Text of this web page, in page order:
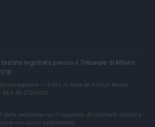
registrata presso il Tribunale di Milano
— Edito in Italia da AdHub Media
REA MI 2729933
dalla redazione con il supporto di strumenti digitali e
con autori indipendenti.